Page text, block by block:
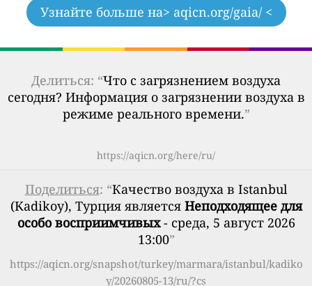
Узнайте больше на> aqicn.org/gaia/ <
Делиться: “Что с загрязнением воздуха
сегодня? Информация о загрязнении воздуха в
режиме реального времени.”
https://aqicn.org/here/ru/
Поделиться: “Качество воздуха в Istanbul
(Kadikoy), Турция является Неподходящее для
особо восприимчивых- среда, 5 август 2026
13:00”
https://aqicn.org/snapshot/turkey/marmara/istanbul/kadiko
y/20260805-13/ru/?cs